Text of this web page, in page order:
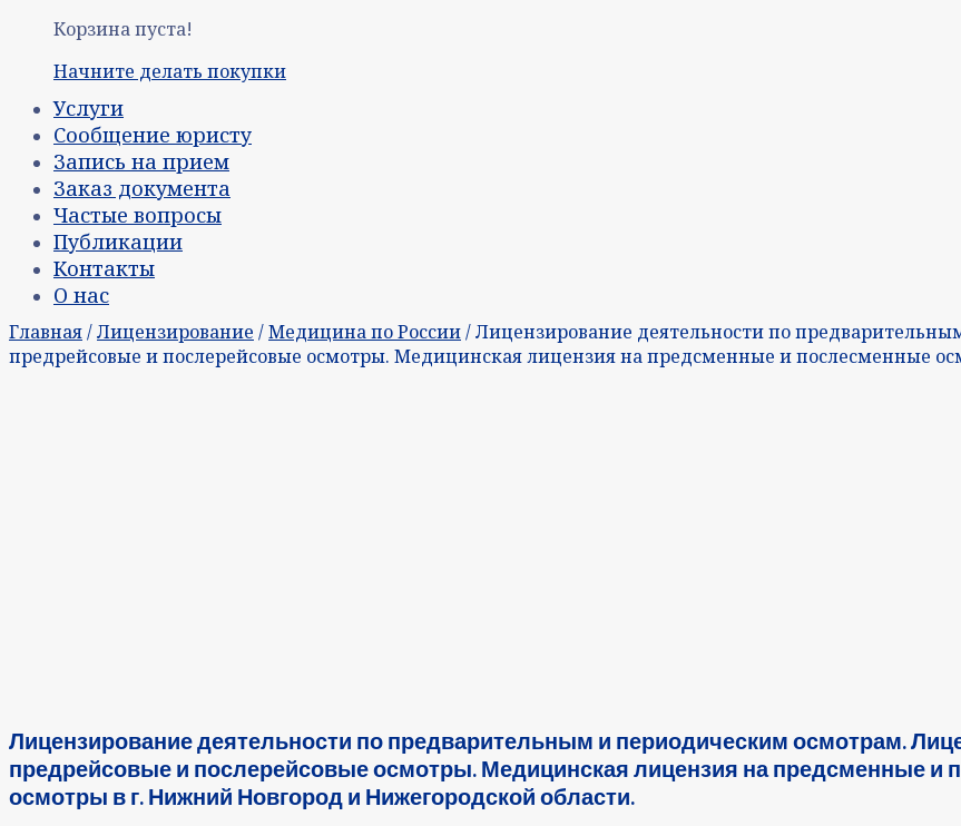
Корзина пуста!
Начните делать покупки
Услуги
Сообщение юристу
Запись на прием
Заказ документа
Частые вопросы
Публикации
Контакты
О нас
Главная/Лицензирование /Медицина по России/ Лицензирование деятельности по
предрейсовые и послерейсовые осмотры. Медицинская лицензия на предсменные и послесменные
Лицензирование деятельности по предварительным и периодическим осмотрам.
предрейсовые и послерейсовые осмотры. Медицинская лицензия на предсменные и
осмотры в г. Нижний Новгород и Нижегородской области.